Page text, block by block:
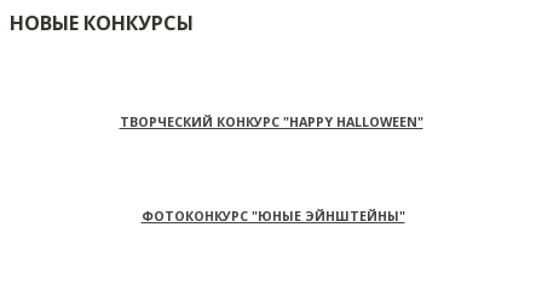
НОВЫЕ КОНКУРСЫ
ТВОРЧЕСКИЙ КОНКУРС "HAPPY HALLOWEEN"
ФОТОКОНКУРС "ЮНЫЕ ЭЙНШТЕЙНЫ"